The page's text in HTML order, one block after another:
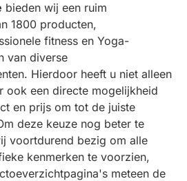
bieden wij een ruim
1800 producten,
fitness en Yoga-
van diverse
Hierdoor heeft u niet alleen
ook een directe mogelijkheid
en prijs om tot de juiste
deze keuze nog beter te
voortdurend bezig om alle
kenmerken te voorzien,
meteen de